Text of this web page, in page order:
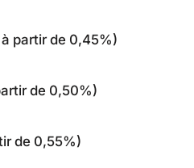
partir de 0,45%)
de 0,50%)
de 0,55%)